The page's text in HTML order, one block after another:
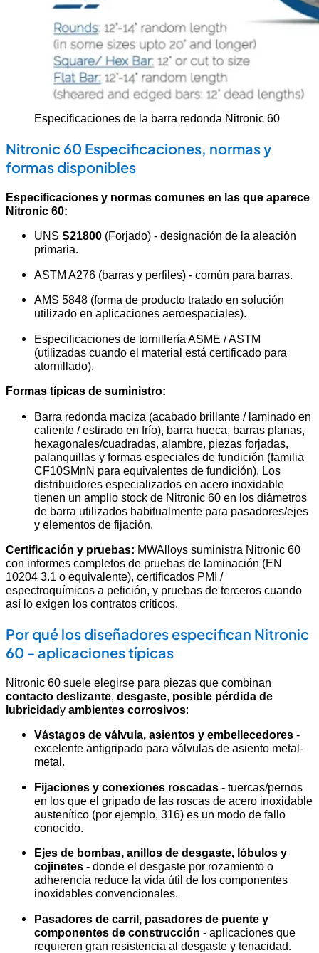
Especificaciones de la barra redonda Nitronic 60
Nitronic 60 Especificaciones, normas y
formas disponibles
Especificaciones y normas comunes en las que aparece
Nitronic 60:
UNS S21800 (Forjado) - designación de la aleación
primaria.
ASTM A276 (barras y perfiles) - común para barras.
AMS 5848 (forma de producto tratado en solución
utilizado en aplicaciones aeroespaciales).
Especificaciones de tornillería ASME / ASTM
(utilizadas cuando el material está certificado para
atornillado).
Formas típicas de suministro:
Barra redonda maciza (acabado brillante / laminado en
caliente / estirado en frío), barra hueca, barras planas,
hexagonales/cuadradas, alambre, piezas forjadas,
palanquillas y formas especiales de fundición (familia
CF10SMnN para equivalentes de fundición). Los
distribuidores especializados en acero inoxidable
tienen un amplio stock de Nitronic 60 en los diámetros
de barra utilizados habitualmente para pasadores/ejes
y elementos de fijación.
Certificación y pruebas: MWAlloys suministra Nitronic 60
con informes completos de pruebas de laminación (EN
10204 3.1 o equivalente), certificados PMI /
espectroquímicos a petición, y pruebas de terceros cuando
así lo exigen los contratos críticos.
Por qué los diseñadores especifican Nitronic
60 - aplicaciones típicas
Nitronic 60 suele elegirse para piezas que combinan
contacto deslizante, desgaste, posible pérdida de
lubricidady ambientes corrosivos:
Vástagos de válvula, asientos y embellecedores -
excelente antigripado para válvulas de asiento metal-
metal.
Fijaciones y conexiones roscadas - tuercas/pernos
en los que el gripado de las roscas de acero inoxidable
austenítico (por ejemplo, 316) es un modo de fallo
conocido.
Ejes de bombas, anillos de desgaste, lóbulos y
cojinetes - donde el desgaste por rozamiento o
adherencia reduce la vida útil de los componentes
inoxidables convencionales.
Pasadores de carril, pasadores de puente y
componentes de construcción - aplicaciones que
requieren gran resistencia al desgaste y tenacidad.